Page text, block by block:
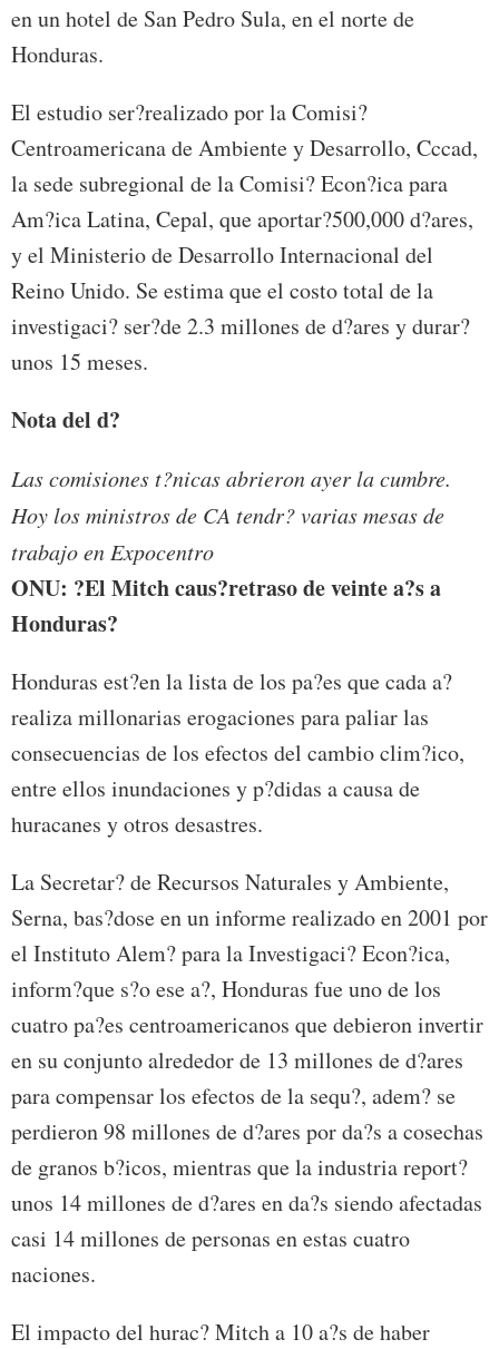
en un hotel de San Pedro Sula, en el norte de
Honduras.
El estudio ser?realizado por la Comisi?
Centroamericana de Ambiente y Desarrollo, Cccad,
la sede subregional de la Comisi? Econ?ica para
Am?ica Latina, Cepal, que aportar?500,000 d?ares,
y el Ministerio de Desarrollo Internacional del
Reino Unido. Se estima que el costo total de la
investigaci? ser?de 2.3 millones de d?ares y durar?
unos 15 meses.
Nota del d?
Las comisiones t?nicas abrieron ayer la cumbre.
Hoy los ministros de CA tendr? varias mesas de
trabajo en Expocentro
ONU: ?El Mitch caus?retraso de veinte a?s a
Honduras?
Honduras est?en la lista de los pa?es que cada a?
realiza millonarias erogaciones para paliar las
consecuencias de los efectos del cambio clim?ico,
entre ellos inundaciones y p?didas a causa de
huracanes y otros desastres.
La Secretar? de Recursos Naturales y Ambiente,
Serna, bas?dose en un informe realizado en 2001 por
el Instituto Alem? para la Investigaci? Econ?ica,
inform?que s?o ese a?, Honduras fue uno de los
cuatro pa?es centroamericanos que debieron invertir
en su conjunto alrededor de 13 millones de d?ares
para compensar los efectos de la sequ?, adem? se
perdieron 98 millones de d?ares por da?s a cosechas
de granos b?icos, mientras que la industria report?
unos 14 millones de d?ares en da?s siendo afectadas
casi 14 millones de personas en estas cuatro
naciones.
El impacto del hurac? Mitch a 10 a?s de haber